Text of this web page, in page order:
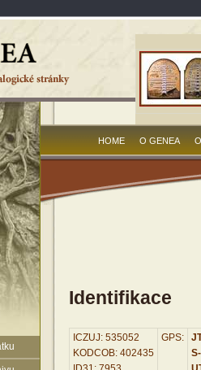
HOME O GENEA
Identifikace
ICZUJ: 535052
KODCOB: 402435
GPS: